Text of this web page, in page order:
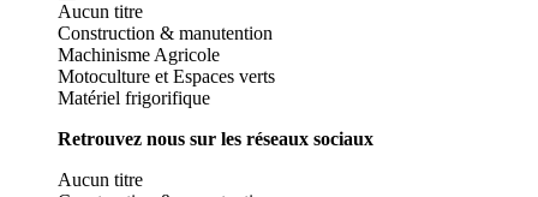
Aucun titre
Construction & manutention
Machinisme Agricole
Motoculture et Espaces verts
Matériel frigorifique
Retrouvez nous sur les réseaux sociaux
Aucun titre